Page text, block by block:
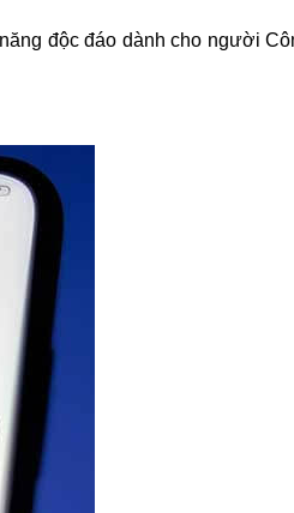
độc đáo dành cho người